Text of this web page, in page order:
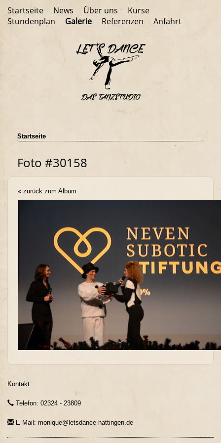
Startseite News Über uns
Kurse
Stundenplan
Galerie Referenzen Anfahrt
Startseite
Foto #30158
« zurück zum Album
Kontakt
Telefon: 02324 - 23809
E-Mail: monique@letsdance-hattingen.de